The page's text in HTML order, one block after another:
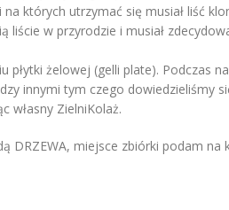
których utrzymać się musiał liść
w przyrodzie i musiał
żelowej (gelli plate). Podczas
innymi tym czego dowiedzieliśmy
własny ZielniKolaż.
miejsce zbiórki podam na